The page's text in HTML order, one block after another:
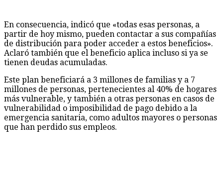
Aclaró también que el beneficio aplica incluso si ya se
tienen deudas acumuladas.
Este plan beneficiará a 3 millones de familias y a 7
millones de personas, pertenecientes al 40% de hogares
más vulnerable, y también a otras personas en casos de
vulnerabilidad o imposibilidad de pago debido a la
emergencia sanitaria, como adultos mayores o personas
que han perdido sus empleos.